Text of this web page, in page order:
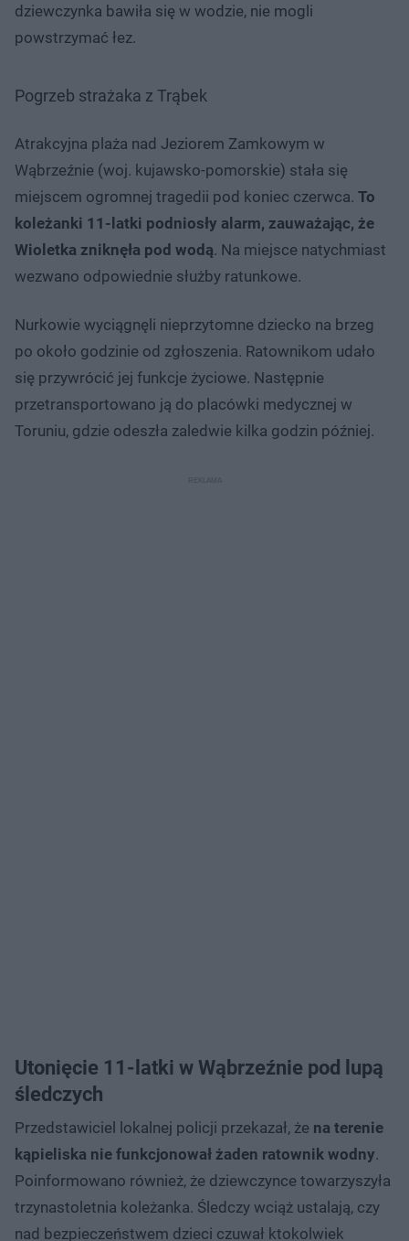
dziewczynka bawiła się w wodzie, nie mogli
powstrzymać łez.
Pogrzeb strażaka z Trąbek
Atrakcyjna plaża nad Jeziorem Zamkowym w
Wąbrzeźnie (woj. kujawsko-pomorskie) stała się
miejscem ogromnej tragedii pod koniec czerwca. To
koleżanki 11-latki podniosły alarm, zauważając, że
Wioletka zniknęła pod wodą. Na miejsce natychmiast
wezwano odpowiednie służby ratunkowe.
Nurkowie wyciągnęli nieprzytomne dziecko na brzeg
po około godzinie od zgłoszenia. Ratownikom udało
się przywrócić jej funkcje życiowe. Następnie
przetransportowano ją do placówki medycznej w
Toruniu, gdzie odeszła zaledwie kilka godzin później.
Utonięcie 11-latki w Wąbrzeźnie pod lupą
śledczych
Przedstawiciel lokalnej policji przekazał, że na terenie
kąpieliska nie funkcjonował żaden ratownik wodny.
Poinformowano również, że dziewczynce towarzyszyła
trzynastoletnia koleżanka. Śledczy wciąż ustalają, czy
nad bezpieczeństwem dzieci czuwał ktokolwiek